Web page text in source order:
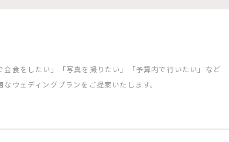
会食をしたい」「写真を撮りたい」「予算内で行いたい」など
ウェディングプランをご提案いたします。